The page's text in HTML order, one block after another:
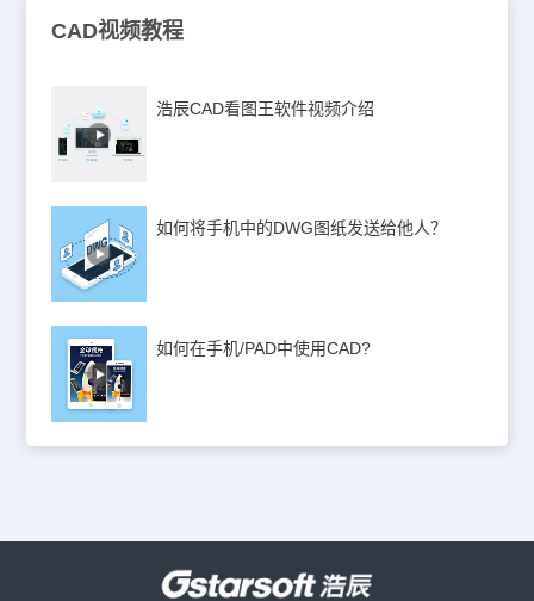
CAD视频教程
浩辰CAD看图王软件视频介绍
如何将手机中的DWG图纸发送给他人？
如何在手机/PAD中使用CAD?